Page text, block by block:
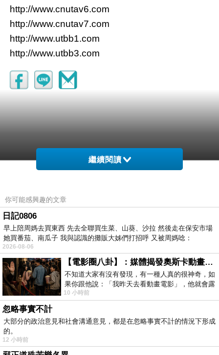
http://www.cnutav6.com
http://www.cnutav7.com
http://www.utbb1.com
http://www.utbb3.com
日本藤素
2019-12-30 20:28:27
感謝分享!
http://www.yyj.tw/
繼續閱讀
你可能感興趣的文章
日記0806
早上陪周媽去買東西 先去全聯買生菜、山葵、沙拉 然後走在保安市場
她買番茄、南瓜子 我與認識的攤販大姊們打招呼 又被周媽唸：
2026-08-06
【電影圈八卦】：媒體揭發奧斯卡動畫項目投票醜聞！好萊塢為什麼看不起動畫電影？
不知道大家有沒有發現，有一種人真的很神奇，如
果你跟他說：「我昨天去看動畫電影」，他就會露
出一種慈祥的微笑，然後問你是不是陪小
10 小時前
忽略事實不計
大部分的政治意見和社會溝通意見，都是在忽略事實不計的情況下形成
的。
12 小時前